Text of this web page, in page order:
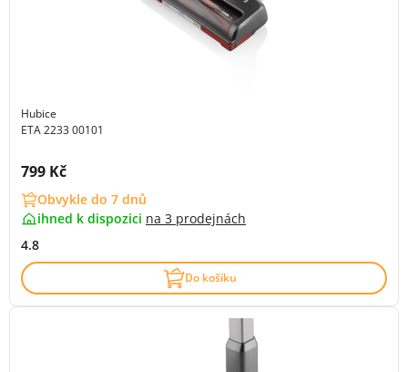
Hubice
ETA 2233 00101
Cena s DPH:
799 Kč
Obvykle do 7 dnů
ihned k dispozici na 3 prodejnách
4.8
Do košíku